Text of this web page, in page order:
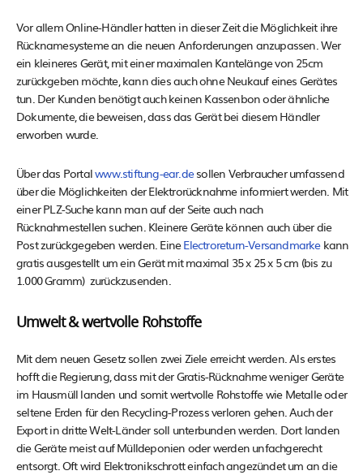
Vor allem Online-Händler hatten in dieser Zeit die Möglichkeit ihre
Rücknamesysteme an die neuen Anforderungen anzupassen. Wer
ein kleineres Gerät, mit einer maximalen Kantelänge von 25cm
zurückgeben möchte, kann dies auch ohne Neukauf eines Gerätes
tun. Der Kunden benötigt auch keinen Kassenbon oder ähnliche
Dokumente, die beweisen, dass das Gerät bei diesem Händler
erworben wurde.
Über das Portalwww.stiftung-ear.desollen Verbraucher umfassend
über die Möglichkeiten der Elektrorücknahme informiert werden. Mit
einer PLZ-Suche kann man auf der Seite auch nach
Rücknahmestellen suchen. Kleinere Geräte können auch über die
Post zurückgegeben werden. EineElectroreturn-Versandmarkekann
gratis ausgestellt um ein Gerät mit maximal 35 x 25 x 5 cm (bis zu
1.000 Gramm) zurückzusenden.
Umwelt & wertvolle Rohstoffe
Mit dem neuen Gesetz sollen zwei Ziele erreicht werden. Als erstes
hofft die Regierung, dass mit der Gratis-Rücknahme weniger Geräte
im Hausmüll landen und somit wertvolle Rohstoffe wie Metalle oder
seltene Erden für den Recycling-Prozess verloren gehen. Auch der
Export in dritte Welt-Länder soll unterbunden werden. Dort landen
die Geräte meist auf Mülldeponien oder werden unfachgerecht
entsorgt. Oft wird Elektronikschrott einfach angezündet um an die